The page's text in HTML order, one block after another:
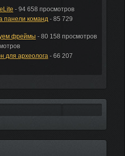
- 94 658 просмотров
панели команд- 85 729
фреймы - 80 158 просмотров
для археолога- 66 207